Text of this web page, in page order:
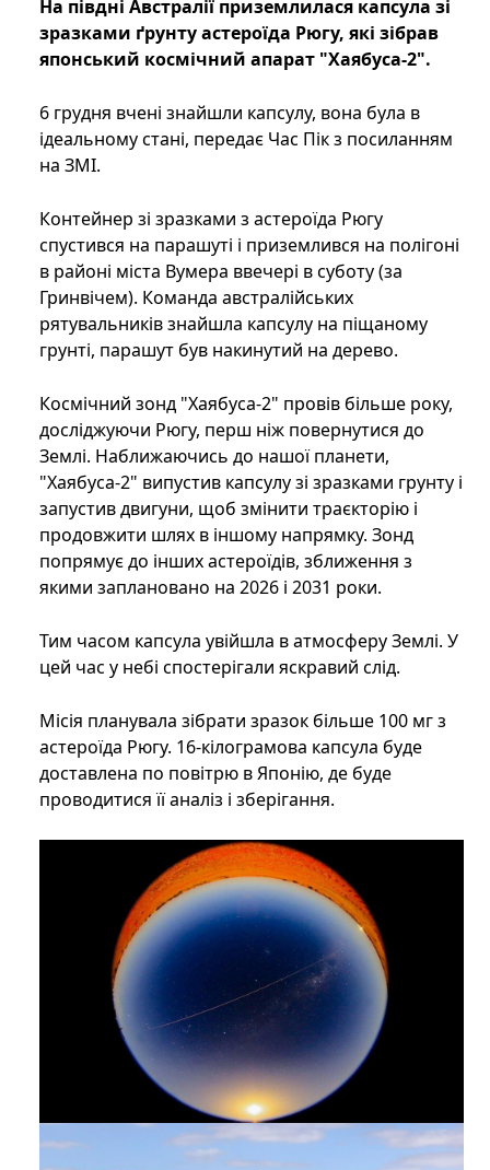
На півдні Австралії приземлилася капсула зі
зразками ґрунту астероїда Рюгу, які зібрав
японський космічний апарат "Хаябуса-2".
6 грудня вчені знайшли капсулу, вона була в
ідеальному стані, передає Час Пік з посиланням
на ЗМІ.
Контейнер зі зразками з астероїда Рюгу
спустився на парашуті і приземлився на полігоні
в районі міста Вумера ввечері в суботу (за
Гринвічем). Команда австралійських
рятувальників знайшла капсулу на піщаному
грунті, парашут був накинутий на дерево.
Космічний зонд "Хаябуса-2" провів більше року,
досліджуючи Рюгу, перш ніж повернутися до
Землі. Наближаючись до нашої планети,
"Хаябуса-2" випустив капсулу зі зразками грунту і
запустив двигуни, щоб змінити траєкторію і
продовжити шлях в іншому напрямку. Зонд
попрямує до інших астероїдів, зближення з
якими заплановано на 2026 і 2031 роки.
Тим часом капсула увійшла в атмосферу Землі. У
цей час у небі спостерігали яскравий слід.
Місія планувала зібрати зразок більше 100 мг з
астероїда Рюгу. 16-кілограмова капсула буде
доставлена ​​по повітрю в Японію, де буде
проводитися її аналіз і зберігання.